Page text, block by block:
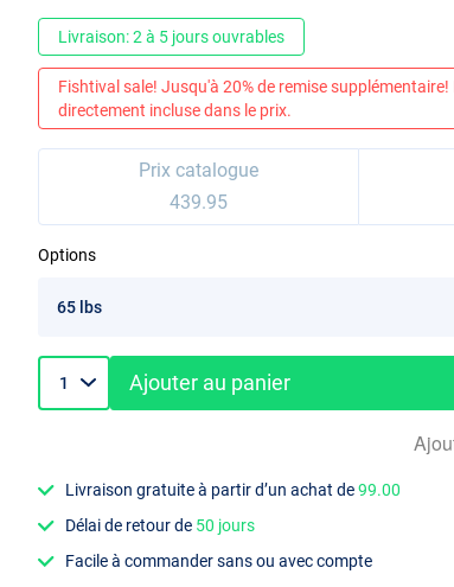
Livraison: 2 à 5 jours ouvrables
Fishtival sale! Jusqu'à 20% de remise
directement incluse dans le prix.
Prix catalogue
439.95
Options
Ajouter au panier
Livraison gratuite à partir d’un achat de99.00
Délai de retour de 50 jours
Facile à commander sans ou avec compte